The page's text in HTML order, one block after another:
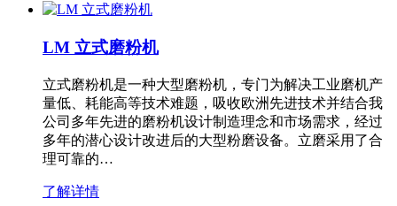
LM 立式磨粉机
立式磨粉机是一种大型磨粉机，专门为解决工业磨机产
量低、耗能高等技术难题，吸收欧洲先进技术并结合我
公司多年先进的磨粉机设计制造理念和市场需求，经过
多年的潜心设计改进后的大型粉磨设备。立磨采用了合
理可靠的…
了解详情